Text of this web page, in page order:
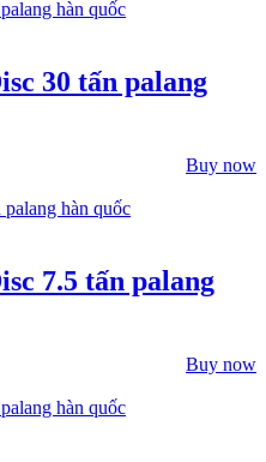
30 tấn palang
Buy now
7.5 tấn palang
Buy now